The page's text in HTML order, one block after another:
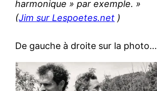
harmonique » par exemple. »
(Jim sur Lespoetes.net )
De gauche à droite sur la photo…